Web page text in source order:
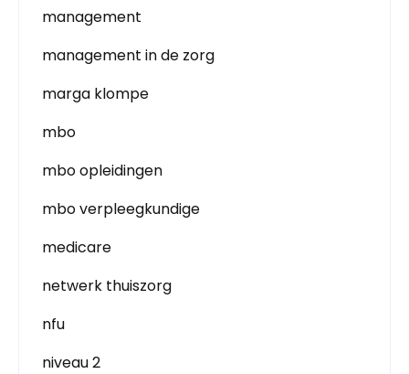
management
management in de zorg
marga klompe
mbo
mbo opleidingen
mbo verpleegkundige
medicare
netwerk thuiszorg
nfu
niveau 2